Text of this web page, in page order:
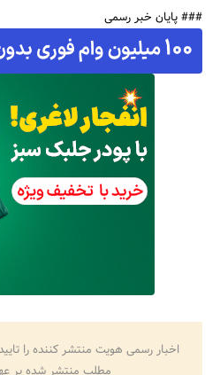
### پایان خبر رسمی
اخبار رسمی هویت منتشر کننده را